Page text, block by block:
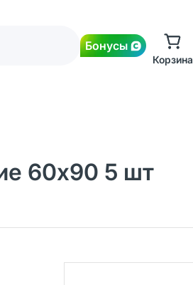
Бонусы
Корзина
60х90 5 шт